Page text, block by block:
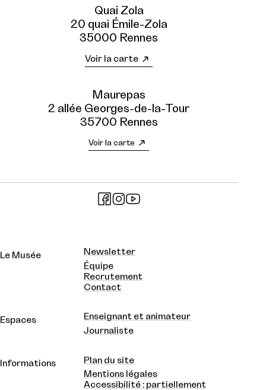
Quai Zola
20 quai Émile-Zola
35000 Rennes
Voir la carte
Maurepas
2 allée Georges-de-la-Tour
35700 Rennes
Voir la carte
Le Musée
Newsletter
Équipe
Recrutement
Contact
Espaces
Enseignant et animateur
Journaliste
Informations
Plan du site
Mentions légales
Accessibilité : partiellement